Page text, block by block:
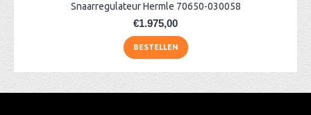
Snaarregulateur Hermle 70650-030058
€1.975,00
BESTELLEN